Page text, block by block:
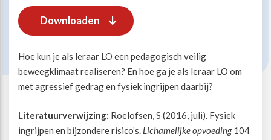
Downloaden
Hoe kun je als leraar LO een pedagogisch veilig
beweegklimaat realiseren? En hoe ga je als leraar LO om
met agressief gedrag en fysiek ingrijpen daarbij?
Literatuurverwijzing: Roelofsen, S (2016, juli). Fysiek
ingrijpen en bijzondere risico’s. Lichamelijke opvoeding104
Jeugd in beweging
Vitaal ouder worden
Beweegvriendelijke omgeving
Onze missie
Onze werkwijze
Werken bij